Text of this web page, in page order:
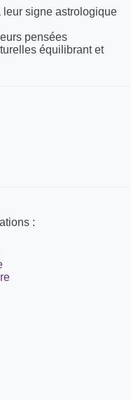
signe astrologique
pensées
équilibrant et
: